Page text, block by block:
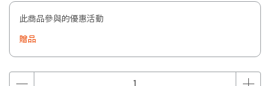
此商品參與的優惠活動
贈品